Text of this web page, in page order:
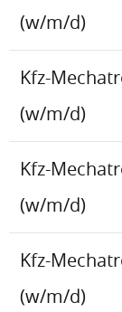
(w/m/d)
Kfz-
(w/m/d)
Kfz-
(w/m/d)
Kfz-
(w/m/d)